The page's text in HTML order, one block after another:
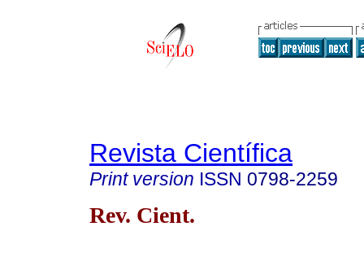
Revista Científica
Print version ISSN 0798-2259
Rev. Cient.